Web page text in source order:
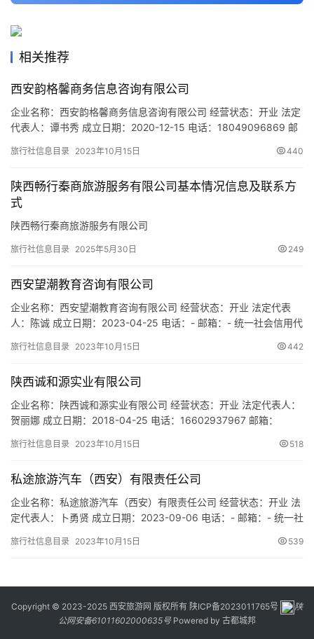
旅
城
相关推荐
西安韵格馨商务信息咨询有限公司
企业名称：西安韵格馨商务信息咨询有限公司 经营状态：开业 法定
代表人：谭书秀 成立日期：2020-12-15 电话：18049096869 邮
91610104MAB0NPWK82 注册地址：陕西省西安市莲湖区西关正
息咨询服务（不含许可类信…
旅行社信息目录 2023年10月15日 440
陕西畅行秦商旅游服务有限公司基本情况信息及联系方
式
陕西畅行秦商旅游服务有限公司
旅行社信息目录 2025年5月30日 249
西安望潮教育咨询有限公司
企业名称：西安望潮教育咨询有限公司 经营状态：开业 法定代表
人：陈诚 成立日期：2023-04-25 电话：- 邮箱：- 统一社会信用代
正街南小巷55号上城1302-6号 网址：- 经营范围：一般项目：教育
自费出国留学中介服务；…
旅行社信息目录 2023年10月15日 442
陕西诚和源实业有限公司
企业名称：陕西诚和源实业有限公司 经营状态：开业 法定代表人：
贺丽娜 成立日期：2018-04-25 电话：16602937967 邮箱：
91610113MA6UUBY56G 注册地址：陕西省西安市莲湖区高新二路
化工程施工；工程管理服务…
旅行社信息目录 2023年10月15日 518
私途旅游汽车（西安）有限责任公司
企业名称：私途旅游汽车（西安）有限责任公司 经营状态：开业 法
定代表人：卜勇贤 成立日期：2023-09-06 电话：- 邮箱：- 统一社
湖区未央路99号荣民中央国际20层2012室 网址：- 经营范围：一般
旅行社信息目录 2023年10月15日 539
Copyright © 2023-2025 西安旅游网 版权所有 陕ICP备2023011765号
陕
公网安备61011602000635号Powered by 古都城邦